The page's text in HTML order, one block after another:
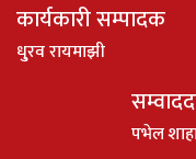
कार्यकारी सम्पादक
धु्रव रायमाझी
पभेल